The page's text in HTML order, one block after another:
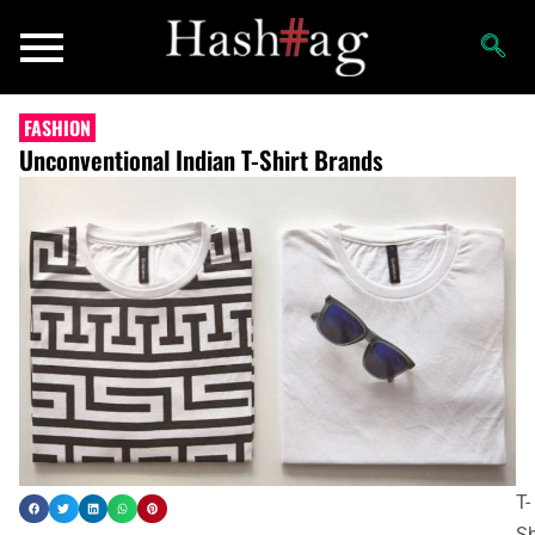
FASHION
Unconventional Indian T-Shirt Brands
T-